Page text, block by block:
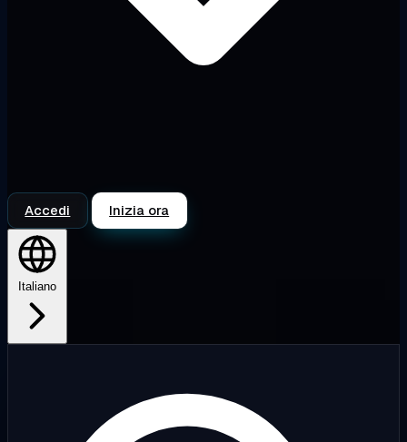
Accedi Inizia ora
Italiano